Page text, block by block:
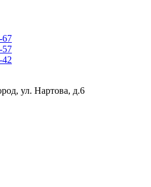
67
57
42
ул. Нартова, д.6